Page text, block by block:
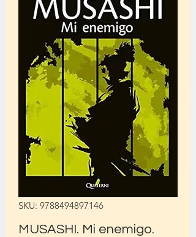
SKU: 9788494897146
MUSASHI. Mi enemigo.